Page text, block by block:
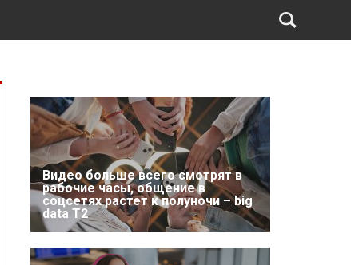
Видео больше всего смотрят в
рабочие часы, общение в
соцсетях растет к полуночи – big
data T2